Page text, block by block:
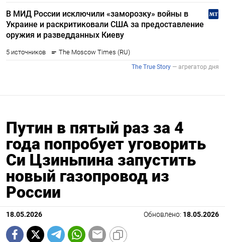
Путин в пятый раз за 4
года попробует уговорить
Си Цзиньпина запустить
новый газопровод из
России
18.05.2026 Обновлено: 18.05.2026